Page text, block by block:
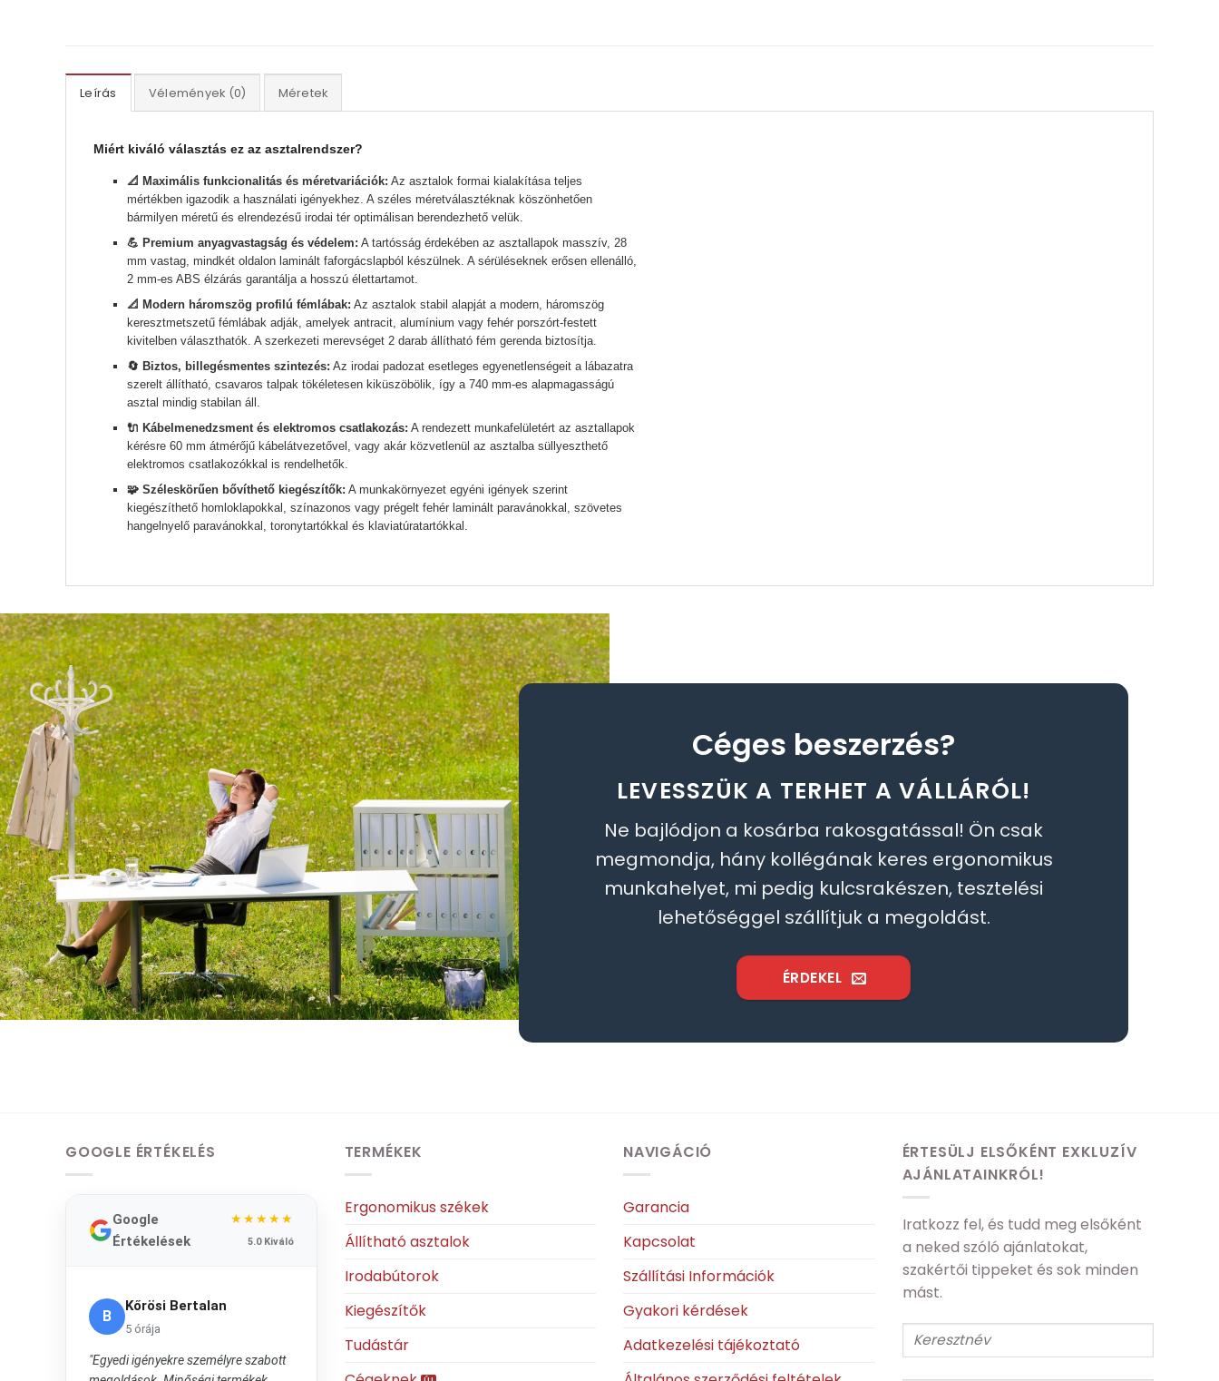
Leírás Vélemények (0) Méretek
Miért kiváló választás ez az asztalrendszer?
📐 Maximális funkcionalitás és méretvariációk: Az asztalok formai kialakítása teljes
mértékben igazodik a használati igényekhez. A széles méretválasztéknak köszönhetően
bármilyen méretű és elrendezésű irodai tér optimálisan berendezhető velük.
💪 Premium anyagvastagság és védelem: A tartósság érdekében az asztallapok masszív, 28
mm vastag, mindkét oldalon laminált faforgácslapból készülnek. A sérüléseknek erősen ellenálló,
2 mm-es ABS élzárás garantálja a hosszú élettartamot.
📐 Modern háromszög profilú fémlábak: Az asztalok stabil alapját a modern, háromszög
keresztmetszetű fémlábak adják, amelyek antracit, alumínium vagy fehér porszórt-festett
kivitelben választhatók. A szerkezeti merevséget 2 darab állítható fém gerenda biztosítja.
🔄 Biztos, billegésmentes szintezés: Az irodai padozat esetleges egyenetlenségeit a lábazatra
szerelt állítható, csavaros talpak tökéletesen kiküszöbölik, így a 740 mm-es alapmagasságú
asztal mindig stabilan áll.
🔌 Kábelmenedzsment és elektromos csatlakozás: A rendezett munkafelületért az asztallapok
kérésre 60 mm átmérőjű kábelátvezetővel, vagy akár közvetlenül az asztalba süllyeszthető
elektromos csatlakozókkal is rendelhetők.
🧩 Széleskörűen bővíthető kiegészítők: A munkakörnyezet egyéni igények szerint
kiegészíthető homloklapokkal, színazonos vagy prégelt fehér laminált paravánokkal, szövetes
hangelnyelő paravánokkal, toronytartókkal és klaviatúratartókkal.
Céges beszerzés?
LEVESSZÜK A TERHET A VÁLLÁRÓL!
Ne bajlódjon a kosárba rakosgatással! Ön csak
megmondja, hány kollégának keres ergonomikus
munkahelyet, mi pedig kulcsrakészen, tesztelési
lehetőséggel szállítjuk a megoldást.
ÉRDEKEL
GOOGLE ÉRTÉKELÉS
Google
Értékelések
★★★★★
5.0 Kiváló
B
Kőrösi Bertalan
5 órája
"Egyedi igényekre személyre szabott
TERMÉKEK
Ergonomikus székek
Állítható asztalok
Irodabútorok
Kiegészítők
Tudástár
NAVIGÁCIÓ
Garancia
Kapcsolat
Szállítási Információk
Gyakori kérdések
Adatkezelési tájékoztató
ÉRTESÜLJ ELSŐKÉNT EXKLUZÍV
AJÁNLATAINKRÓL!
Iratkozz fel, és tudd meg elsőként
a neked szóló ajánlatokat,
szakértői tippeket és sok minden
mást.